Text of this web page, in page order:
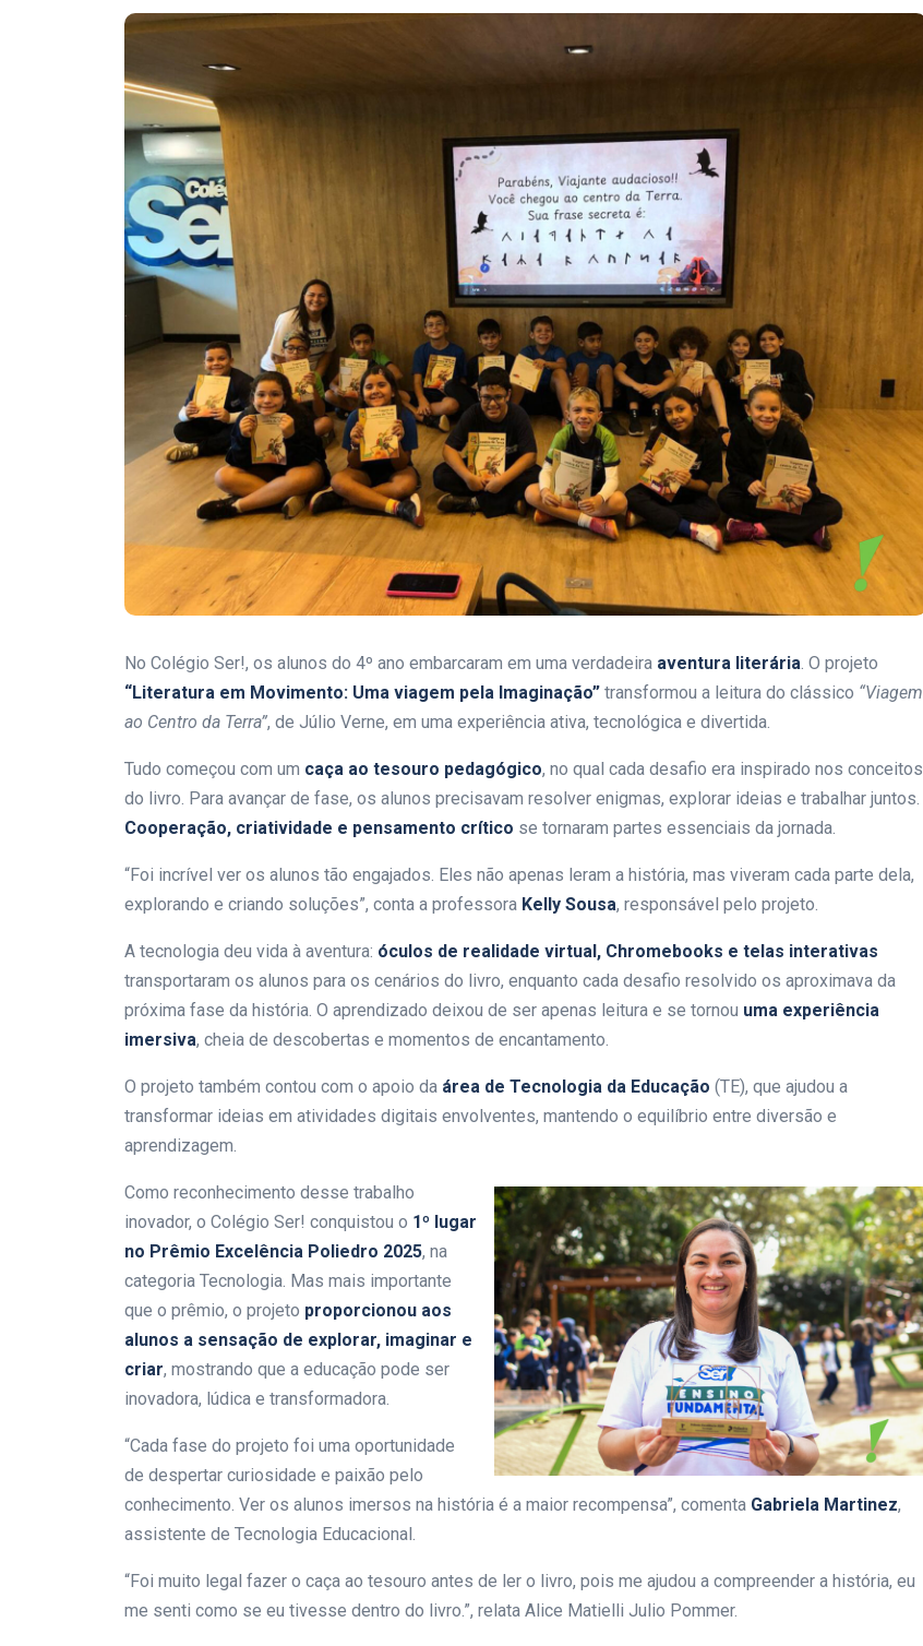
No Colégio Ser!, os alunos do 4º ano embarcaram em uma verdadeira aventura literária. O projeto
“Literatura em Movimento: Uma viagem pela Imaginação” transformou a leitura do clássico “Viagem
ao Centro da Terra”, de Júlio Verne, em uma experiência ativa, tecnológica e divertida.
Tudo começou com um caça ao tesouro pedagógico, no qual cada desafio era inspirado nos conceitos
do livro. Para avançar de fase, os alunos precisavam resolver enigmas, explorar ideias e trabalhar juntos.
Cooperação, criatividade e pensamento crítico se tornaram partes essenciais da jornada.
“Foi incrível ver os alunos tão engajados. Eles não apenas leram a história, mas viveram cada parte dela,
explorando e criando soluções”, conta a professora Kelly Sousa, responsável pelo projeto.
A tecnologia deu vida à aventura: óculos de realidade virtual, Chromebooks e telas interativas
transportaram os alunos para os cenários do livro, enquanto cada desafio resolvido os aproximava da
próxima fase da história. O aprendizado deixou de ser apenas leitura e se tornou uma experiência
imersiva, cheia de descobertas e momentos de encantamento.
O projeto também contou com o apoio da área de Tecnologia da Educação (TE), que ajudou a
transformar ideias em atividades digitais envolventes, mantendo o equilíbrio entre diversão e
aprendizagem.
Como reconhecimento desse trabalho
inovador, o Colégio Ser! conquistou o 1º lugar
no Prêmio Excelência Poliedro 2025, na
categoria Tecnologia. Mas mais importante
que o prêmio, o projeto proporcionou aos
alunos a sensação de explorar, imaginar e
criar, mostrando que a educação pode ser
inovadora, lúdica e transformadora.
“Cada fase do projeto foi uma oportunidade
de despertar curiosidade e paixão pelo
conhecimento. Ver os alunos imersos na história é a maior recompensa”, comenta Gabriela Martinez,
assistente de Tecnologia Educacional.
“Foi muito legal fazer o caça ao tesouro antes de ler o livro, pois me ajudou a compreender a história, eu
me senti como se eu tivesse dentro do livro.”, relata Alice Matielli Julio Pommer.